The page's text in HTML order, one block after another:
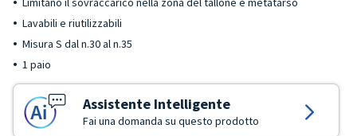
Lavabili e riutilizzabili
Misura S dal n.30 al n.35
1 paio
Assistente Intelligente
Fai una domanda su questo prodotto